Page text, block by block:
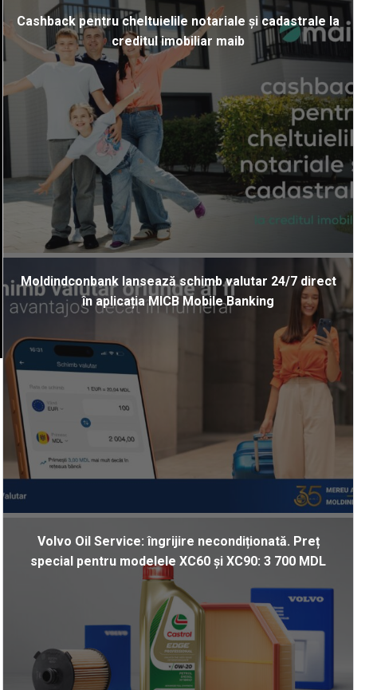
Cashback pentru cheltuielile notariale și cadastrale la
creditul imobiliar maib
Moldindconbank lansează schimb valutar 24/7 direct
în aplicația MICB Mobile Banking
Volvo Oil Service: îngrijire necondiționată. Preț
special pentru modelele XC60 și XC90: 3 700 MDL